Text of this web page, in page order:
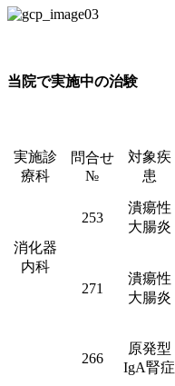
当院で実施中の治験
実施診
療科
問合せ
№
対象疾
患
消化器
内科
253
潰瘍性
大腸炎
271
潰瘍性
大腸炎
266
原発型
IgA腎症